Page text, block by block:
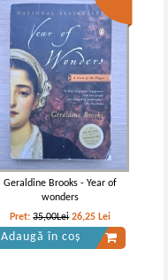
Geraldine Brooks - Year of
wonders
Pret:35,00Lei 26,25 Lei
Adaugă în coș